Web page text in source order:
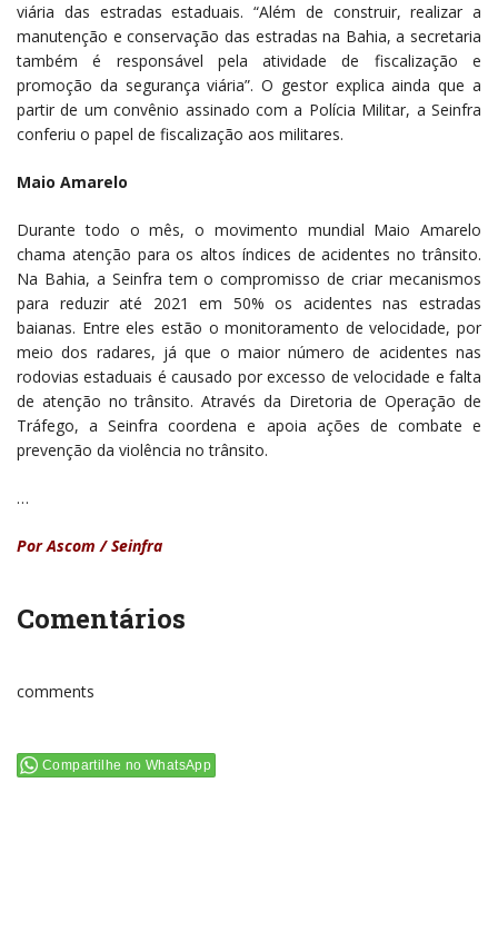
viária das estradas estaduais. “Além de construir, realizar a
manutenção e conservação das estradas na Bahia, a secretaria
também é responsável pela atividade de fiscalização e
promoção da segurança viária”. O gestor explica ainda que a
partir de um convênio assinado com a Polícia Militar, a Seinfra
conferiu o papel de fiscalização aos militares.
Maio Amarelo
Durante todo o mês, o movimento mundial Maio Amarelo
chama atenção para os altos índices de acidentes no trânsito.
Na Bahia, a Seinfra tem o compromisso de criar mecanismos
para reduzir até 2021 em 50% os acidentes nas estradas
baianas. Entre eles estão o monitoramento de velocidade, por
meio dos radares, já que o maior número de acidentes nas
rodovias estaduais é causado por excesso de velocidade e falta
de atenção no trânsito. Através da Diretoria de Operação de
Tráfego, a Seinfra coordena e apoia ações de combate e
prevenção da violência no trânsito.
…
Por Ascom / Seinfra
Comentários
comments
Compartilhe no WhatsApp